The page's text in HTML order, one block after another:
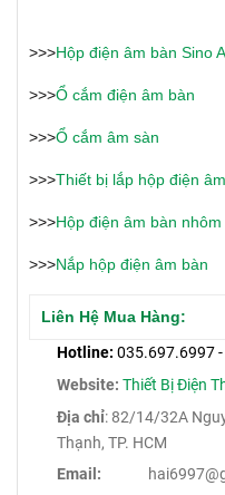
>>>Hộp điện âm bàn Sino
>>>Ổ cắm điện âm bàn
>>>Ổ cắm âm sàn
>>>Thiết bị lắp hộp điện
>>>Hộp điện âm bàn nhôm
>>>Nắp hộp điện âm bàn
Liên Hệ Mua Hàng:
Hotline: 035.697.6997
Website: Thiết Bị Điện
Địa chỉ: 82/14/32A
Thạnh, TP. HCM
Email: